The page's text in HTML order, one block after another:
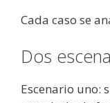
Cada caso se
Dos
Escenario uno: